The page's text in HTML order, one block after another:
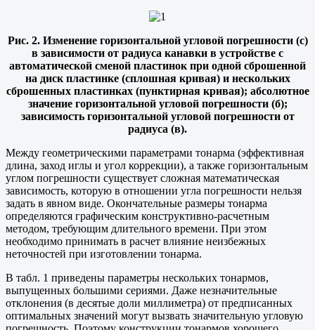
Рис. 2. Изменение горизонтальной угловой погрешности (с)
в зависимости от радиуса канавки в устройстве с
автоматической сменой пластинок при одной сброшенной
на диск пластинке (сплошная кривая) и нескольких
сброшенных пластинках (пунктирная кривая); абсолютное
значение горизонтальной угловой погрешности (б);
зависимость горизонтальной угловой погрешности от
радиуса (в).
Между геометрическими параметрами тонарма (эффективная
длина, заход иглы и угол коррекции), а также горизонтальным
углом погрешности существует сложная математическая
зависимость, которую в отношении угла погрешности нельзя
задать в явном виде. Окончательные размеры тонарма
определяются графическим конструктивно-расчетным
методом, требующим длительного времени. При этом
необходимо принимать в расчет влияние неизбежных
неточностей при изготовлении тонарма.
В табл. 1 приведены параметры нескольких тонармов,
выпущенных большими сериями. Даже незначительные
отклонения (в десятые доли миллиметра) от предписанных
оптимальных значений могут вызвать значительную угловую